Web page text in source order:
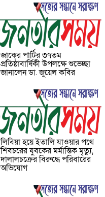
জাকের পার্টির ৩৭তম
প্রতিষ্ঠাবার্ষিকী উপলক্ষে শুভেচ্ছা
জানালেন ডা. জুয়েল কবির
লিবিয়া হয়ে ইতালি যাওয়ার পথে
শিবচরের যুবকের মর্মান্তিক মৃত্যু,
দালালচক্রের বিরুদ্ধে পরিবারের
অভিযোগ